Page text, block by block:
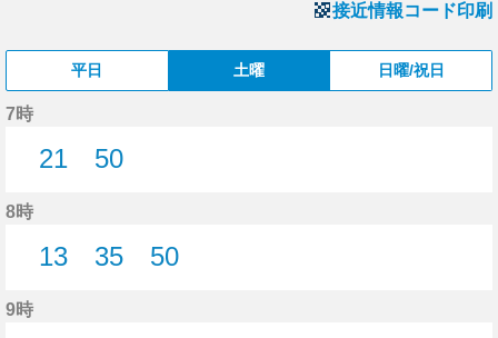
接近情報コード印刷
平日 土曜 日曜/祝日
7時
21
50
8時
13
35
50
9時